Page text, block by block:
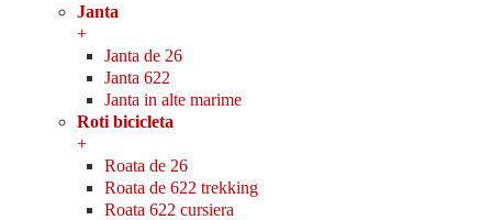
Janta
+
Janta de 26
Janta 622
Janta in alte marime
Roti bicicleta
+
Roata de 26
Roata de 622 trekking
Roata 622 cursiera